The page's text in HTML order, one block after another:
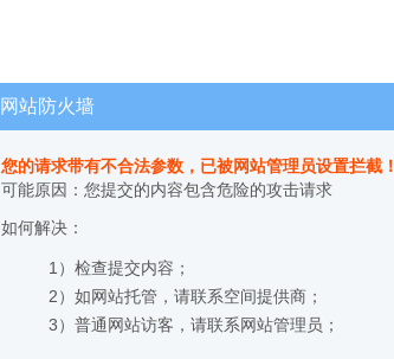
网站防火墙
您的请求带有不合法参数，已被网站管理员设置拦截！
可能原因：您提交的内容包含危险的攻击请求
如何解决：
1）检查提交内容；
2）如网站托管，请联系空间提供商；
3）普通网站访客，请联系网站管理员；